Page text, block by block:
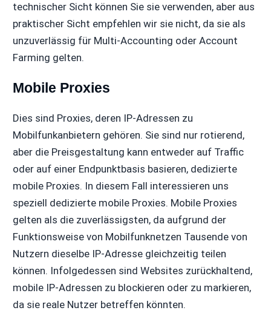
technischer Sicht können Sie sie verwenden, aber aus
praktischer Sicht empfehlen wir sie nicht, da sie als
unzuverlässig für Multi-Accounting oder Account
Farming gelten.
Mobile Proxies
Dies sind Proxies, deren IP-Adressen zu
Mobilfunkanbietern gehören. Sie sind nur rotierend,
aber die Preisgestaltung kann entweder auf Traffic
oder auf einer Endpunktbasis basieren, dedizierte
mobile Proxies. In diesem Fall interessieren uns
speziell dedizierte mobile Proxies. Mobile Proxies
gelten als die zuverlässigsten, da aufgrund der
Funktionsweise von Mobilfunknetzen Tausende von
Nutzern dieselbe IP-Adresse gleichzeitig teilen
können. Infolgedessen sind Websites zurückhaltend,
mobile IP-Adressen zu blockieren oder zu markieren,
da sie reale Nutzer betreffen könnten.